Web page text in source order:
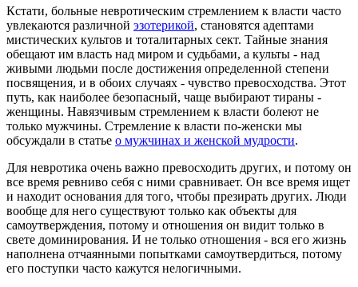
Кстати, больные невротическим стремлением к власти часто
увлекаются различной эзотерикой, становятся адептами
мистических культов и тоталитарных сект. Тайные знания
обещают им власть над миром и судьбами, а культы - над
живыми людьми после достижения определенной степени
посвящения, и в обоих случаях - чувство превосходства. Этот
путь, как наиболее безопасный, чаще выбирают тираны -
женщины. Навязчивым стремлением к власти болеют не
только мужчины. Стремление к власти по-женски мы
обсуждали в статье о мужчинах и женской мудрости.
Для невротика очень важно превосходить других, и потому он
все время ревниво себя с ними сравнивает. Он все время ищет
и находит основания для того, чтобы презирать других. Люди
вообще для него существуют только как объекты для
самоутверждения, потому и отношения он видит только в
свете доминирования. И не только отношения - вся его жизнь
наполнена отчаянными попытками самоутвердиться, потому
его поступки часто кажутся нелогичными.